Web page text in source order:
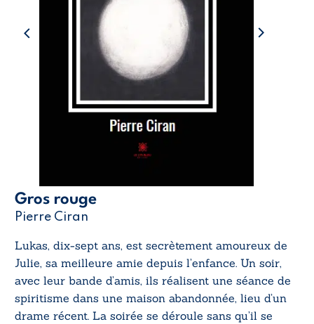
Gros rouge
Pierre Ciran
Lukas, dix-sept ans, est secrètement amoureux de
Julie, sa meilleure amie depuis l’enfance. Un soir,
avec leur bande d’amis, ils réalisent une séance de
spiritisme dans une maison abandonnée, lieu d’un
drame récent. La soirée se déroule sans qu’il se